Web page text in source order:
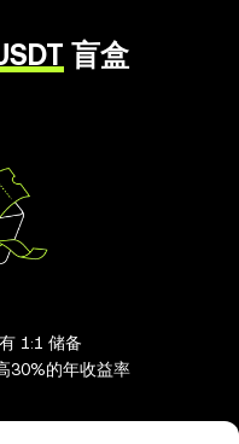
盲盒
1:1 储备
30%的年收益率